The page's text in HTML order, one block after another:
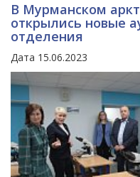
В Мурманском
открылись новые
отделения
Дата 15.06.2023